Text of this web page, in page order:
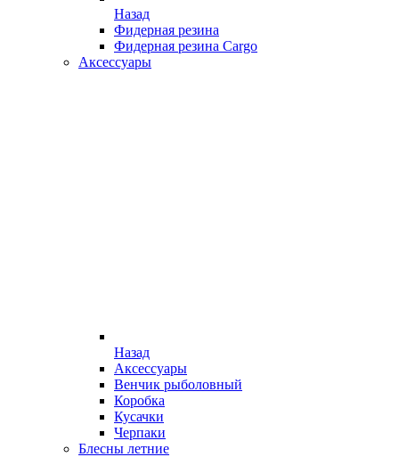
Назад
Фидерная резина
Фидерная резина Cargo
Аксессуары
Назад
Аксессуары
Венчик рыболовный
Коробка
Кусачки
Черпаки
Блесны летние